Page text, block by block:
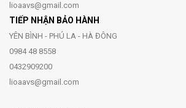
lioaavs@gmail.com
TIẾP NHẬN BẢO HÀNH
YÊN BÌNH - PHÚ LA - HÀ ĐÔNG
0984 48 8558
0432909200
lioaavs@gmail.com